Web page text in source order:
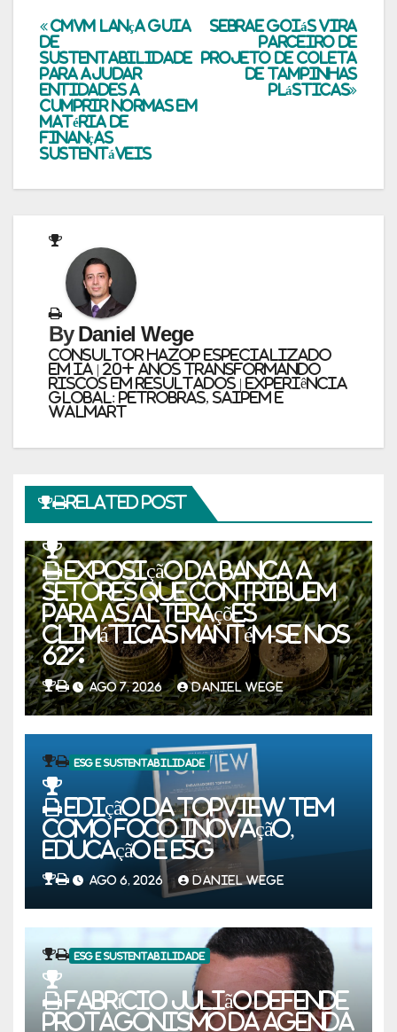
Navegação
de
Post
Sebrae Goiás vira
parceiro de
projeto de coleta
de tampinhas
plásticas
CMVM lança Guia
de
Sustentabilidade
para ajudar
entidades a
cumprir normas em
matéria de
finanças
sustentáveis
ByDaniel Wege
Consultor HAZOP Especializado
em IA | 20+ Anos Transformando
Riscos em Resultados | Experiência
Global: PETROBRAS, SAIPEM e
WALMART
Related Post
ESG E SUSTENTABILIDADE
Exposição da banca a
setores que contribuem
para as alterações
climáticas mantém-se nos
62%
AGO 7, 2026 DANIEL WEGE
ESG E SUSTENTABILIDADE
Edição da TOPVIEW tem
como foco inovação,
educação e ESG
AGO 6, 2026 DANIEL WEGE
ESG E SUSTENTABILIDADE
Fabrício Julião defende
protagonismo da agenda